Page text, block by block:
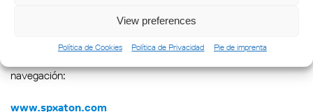
View preferences
Política de Cookies Política de Privacidad Pie de imprenta
navegación:
www.spxaton.com